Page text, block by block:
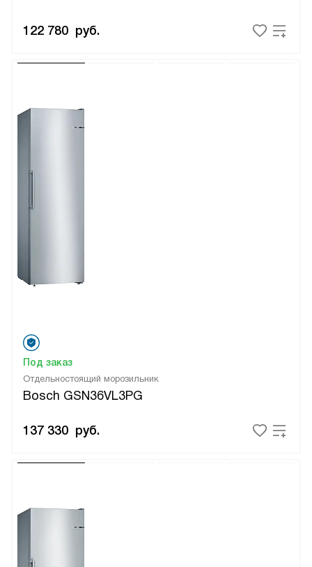
122 780 руб.
Отдельностоящий морозильник
Bosch GSN36VL3PG
Под заказ
137 330 руб.